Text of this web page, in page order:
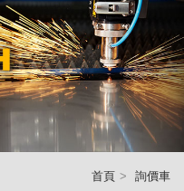
首頁 詢價車